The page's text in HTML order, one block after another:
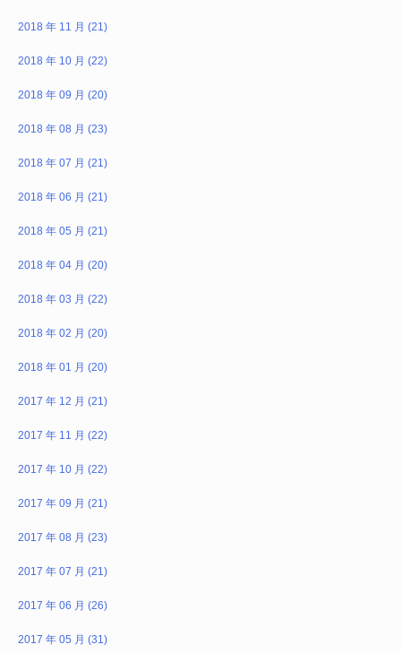
2018 年 11 月 (21)
2018 年 10 月 (22)
2018 年 09 月 (20)
2018 年 08 月 (23)
2018 年 07 月 (21)
2018 年 06 月 (21)
2018 年 05 月 (21)
2018 年 04 月 (20)
2018 年 03 月 (22)
2018 年 02 月 (20)
2018 年 01 月 (20)
2017 年 12 月 (21)
2017 年 11 月 (22)
2017 年 10 月 (22)
2017 年 09 月 (21)
2017 年 08 月 (23)
2017 年 07 月 (21)
2017 年 06 月 (26)
2017 年 05 月 (31)